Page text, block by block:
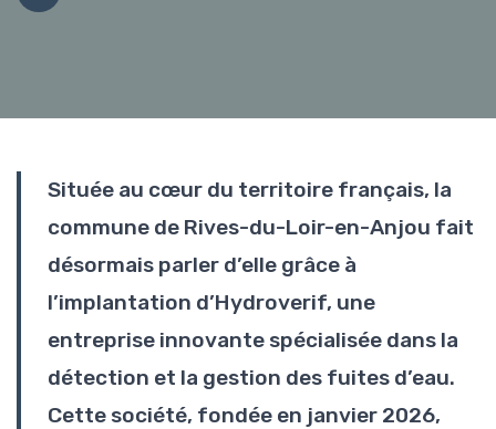
Située au cœur du territoire français, la
commune de Rives-du-Loir-en-Anjou fait
désormais parler d’elle grâce à
l’implantation d’Hydroverif, une
entreprise innovante spécialisée dans la
détection et la gestion des fuites d’eau.
Cette société, fondée en janvier 2026,